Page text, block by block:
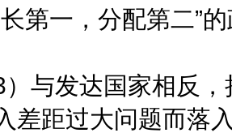
第一，分配第二”
发达国家相反，
差距过大问题而落